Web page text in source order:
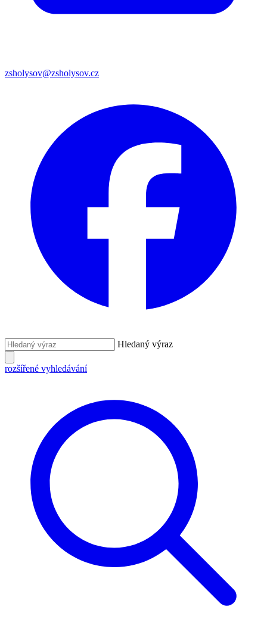
zsholysov@zsholysov.cz
Hledaný výraz
rozšířené vyhledávání